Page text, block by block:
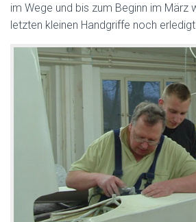
im Wege und bis zum Beginn im März
letzten kleinen Handgriffe noch erledigt.